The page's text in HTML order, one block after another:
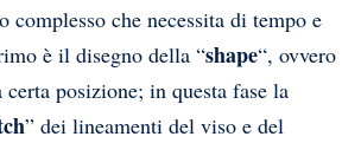
che necessita di tempo e
è il disegno della “shape“, ovvero
posizione; in questa fase la
” dei lineamenti del viso e del